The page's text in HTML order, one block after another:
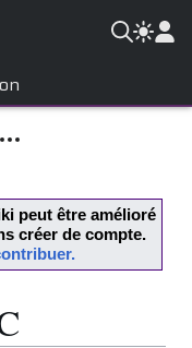
Outils personnels
peut être amélioré
créer de compte.